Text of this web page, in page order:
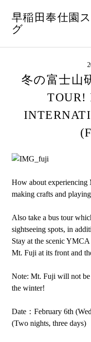
早稲田奉仕園
グ
冬の富士山
TOUR!
How about experiencing
making crafts and
Also take a bus tour
sightseeing spots, in
Stay at the scenic
Mt. Fuji at its front and
Note: Mt. Fuji will not be
the winter!
Date：February 6th
(Two nights, three days)